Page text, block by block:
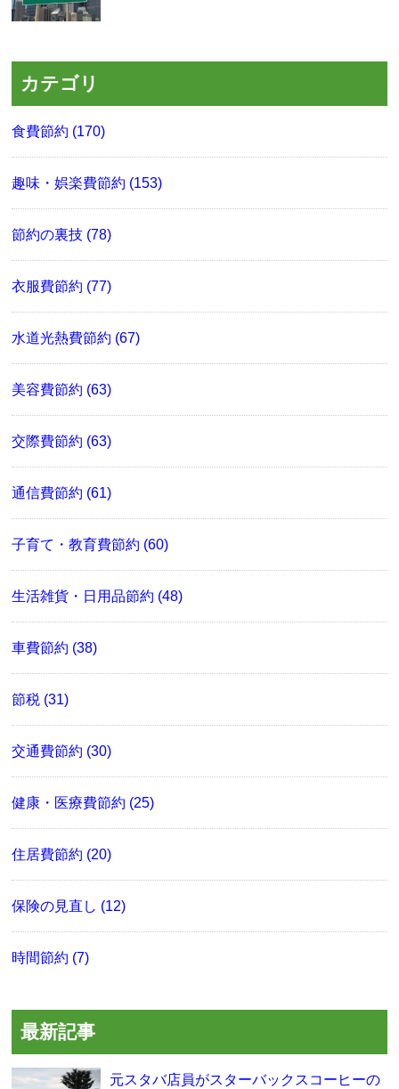
カテゴリ
食費節約 (170)
趣味・娯楽費節約 (153)
節約の裏技 (78)
衣服費節約 (77)
水道光熱費節約 (67)
美容費節約 (63)
交際費節約 (63)
通信費節約 (61)
子育て・教育費節約 (60)
生活雑貨・日用品節約 (48)
車費節約 (38)
節税 (31)
交通費節約 (30)
健康・医療費節約 (25)
住居費節約 (20)
保険の見直し (12)
時間節約 (7)
最新記事
元スタバ店員がスターバックスコーヒーの